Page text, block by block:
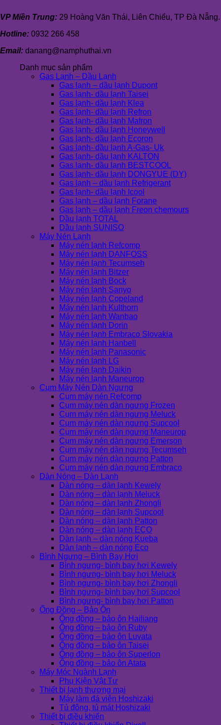
VP Miền Trung: 29 Hoàng Văn Thái, Liên Chiểu, TP Đà Nẵng.
Hotline: 0932 266 458
Email: danang@namphuthai.vn
Danh mục sản phẩm
Gas Lạnh – Dầu Lạnh
Gas lạnh – dầu lạnh Dupont
Gas lạnh- dầu lạnh Taisei
Gas lạnh- dầu lạnh Klea
Gas lạnh- dầu lạnh Refron
Gas lạnh- dầu lạnh Mafron
Gas lạnh- dầu lạnh Honeywell
Gas lạnh- dầu lạnh Ecoron
Gas lạnh- dầu lạnh A-Gas- Uk
Gas lạnh- dầu lạnh KALTON
Gas lạnh- dầu lạnh BESTCOOL
Gas lạnh- dầu lạnh DONGYUE (DY)
Gas lạnh – dầu lạnh Refrigerant
Gas lạnh- dầu lạnh Icool
Gas lạnh – dầu lạnh Forane
Gas lạnh – dầu lạnh Freon chemours
Dầu lạnh TOTAL
Dầu lạnh SUNISO
Máy Nén Lạnh
Máy nén lạnh Refcomp
Máy nén lạnh DANFOSS
Máy nén lạnh Tecumseh
Máy nén lạnh Bitzer
Máy nén lạnh Bock
Máy nén lạnh Sanyo
Máy nén lạnh Copeland
Máy nén lạnh Kulthorn
Máy nén lạnh Wanbao
Máy nén lạnh Dorin
Máy nén lạnh Embraco Slovakia
Máy nén lạnh Hanbell
Máy nén lạnh Panasonic
Máy nén lạnh LG
Máy nén lạnh Daikin
Máy nén lạnh Maneurop
Cụm Máy Nén Dàn Ngưng
Cụm máy nén Refcomp
Cụm máy nén dàn ngưng Frozen
Cụm máy nén dàn ngưng Meluck
Cụm máy nén dàn ngưng Supcool
Cụm máy nén dàn ngưng Maneurop
Cụm máy nén dàn ngưng Emerson
Cụm máy nén dàn ngưng Tecumseh
Cụm máy nén dàn ngưng Patton
Cụm máy nén dàn ngưng Embraco
Dàn Nóng – Dàn Lạnh
Dàn nóng – dàn lạnh Kewely
Dàn nóng – dàn lạnh Meluck
Dàn nóng – dàn lạnh Zhongli
Dàn nóng – dàn lạnh Supcool
Dàn nóng – dàn lạnh Patton
Dàn nóng – dàn lạnh ECO
Dàn lạnh – dàn nóng Kueba
Dàn lạnh – dàn nóng Eco
Bình Ngưng – Bình Bay Hơi
Bình ngưng- bình bay hơi Kewely
Bình ngưng- bình bay hơi Meluck
Bình ngưng- bình bay hơi Zhongli
Bình ngưng- bình bay hơi Supcool
Bình ngưng- bình bay hơi Patton
Ống Đồng – Bảo Ôn
Ống đồng – bảo ôn Hailiang
Ống đồng – bảo ôn Ruby
Ống đồng – bảo ôn Luvata
Ống đồng – bảo ôn Taisei
Ống đồng – bảo ôn Superlon
Ống đồng – bảo ôn Atata
Máy Móc Ngành Lạnh
Phụ Kiện Vật Tư
Thiết bị lạnh thương mại
Máy làm đá viên Hoshizaki
Tủ đông, tủ mát Hoshizaki
Thiết bị điều khiển